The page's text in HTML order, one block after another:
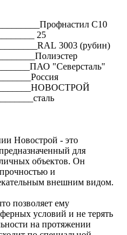
С10
25
3003 (рубин)
"Северсталь"
Новострой - это
для
объектов. Он
и
внешним видом.
позволяет ему
условий и не терять
на протяжении